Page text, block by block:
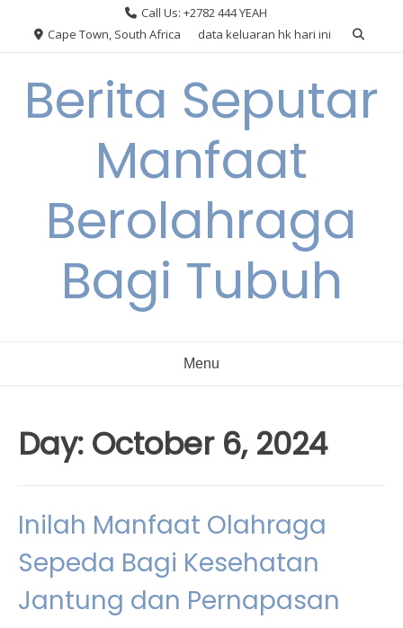
Call Us: +2782 444 YEAH
Cape Town, South Africa
data keluaran hk hari ini
Berita Seputar
Manfaat
Berolahraga
Bagi Tubuh
Menu
Day: October 6, 2024
Inilah Manfaat Olahraga
Sepeda Bagi Kesehatan
Jantung dan Pernapasan